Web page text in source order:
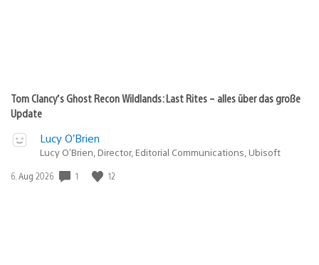
Tom Clancy’s Ghost Recon Wildlands: Last Rites – alles über das große
Update
Lucy O’Brien
Lucy O’Brien, Director, Editorial Communications, Ubisoft
Veröffentlichungsdatum:
6. Aug 2026 1 12